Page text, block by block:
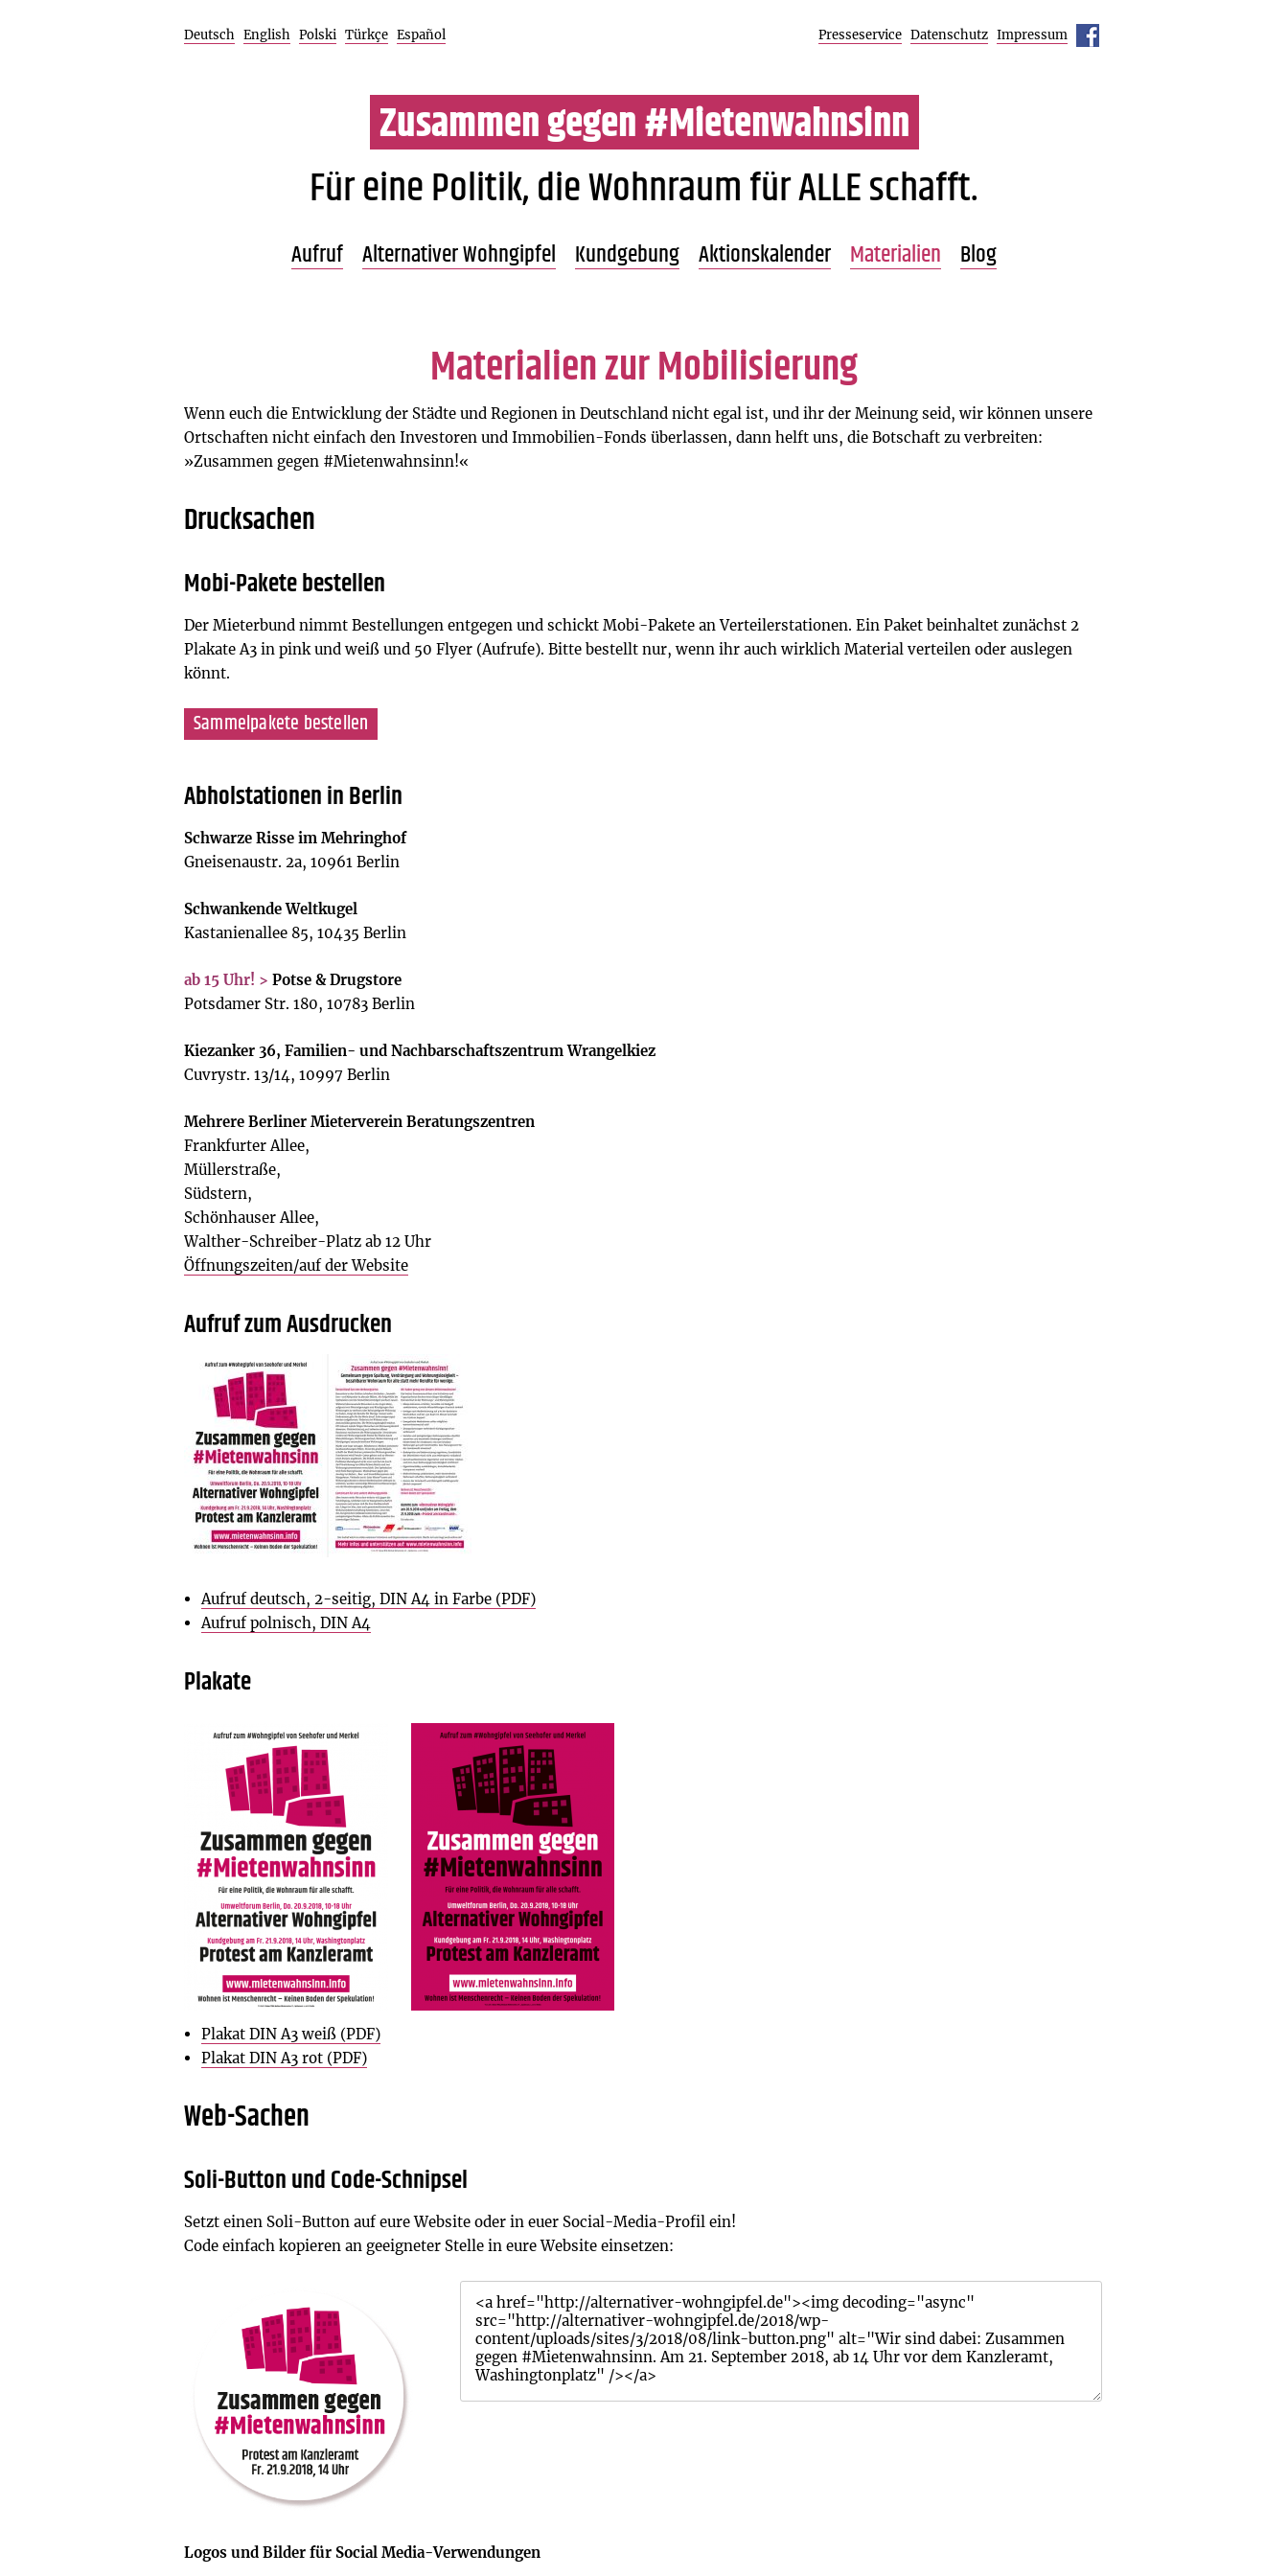
Deutsch English Polski Türkçe Español Presseservice Datenschutz Impressum
Zusammen gegen #Mietenwahnsinn
Für eine Politik, die Wohnraum für ALLE schafft.
Inhalt
springen
Aufruf Alternativer Wohngipfel
Ergebnisse
Kundgebung Aktionskalender Materialien
Blog
Materialien zur Mobilisierung
Wenn euch die Entwicklung der Städte und Regionen in Deutschland nicht egal ist, und ihr der Meinung seid, wir können unsere
Ortschaften nicht einfach den Investoren und Immobilien-Fonds überlassen, dann helft uns, die Botschaft zu verbreiten:
»Zusammen gegen #Mietenwahnsinn!«
Drucksachen
Mobi-Pakete bestellen
Der Mieterbund nimmt Bestellungen entgegen und schickt Mobi-Pakete an Verteilerstationen. Ein Paket beinhaltet zunächst 2
Plakate A3 in pink und weiß und 50 Flyer (Aufrufe). Bitte bestellt nur, wenn ihr auch wirklich Material verteilen oder auslegen
könnt.
Sammelpakete bestellen
Abholstationen in Berlin
Schwarze Risse im Mehringhof
Gneisenaustr. 2a, 10961 Berlin
Schwankende Weltkugel
Kastanienallee 85, 10435 Berlin
ab 15 Uhr! > Potse & Drugstore
Potsdamer Str. 180, 10783 Berlin
Kiezanker 36, Familien- und Nachbarschaftszentrum Wrangelkiez
Cuvrystr. 13/14, 10997 Berlin
Mehrere Berliner Mieterverein Beratungszentren
Frankfurter Allee,
Müllerstraße,
Südstern,
Schönhauser Allee,
Walther-Schreiber-Platz ab 12 Uhr
Öffnungszeiten/auf der Website
Aufruf zum Ausdrucken
Aufruf deutsch, 2-seitig, DIN A4 in Farbe (PDF)
Aufruf polnisch, DIN A4
Plakate
Plakat DIN A3 weiß (PDF)
Plakat DIN A3 rot (PDF)
Web-Sachen
Soli-Button und Code-Schnipsel
Setzt einen Soli-Button auf eure Website oder in euer Social-Media-Profil ein!
Code einfach kopieren an geeigneter Stelle in eure Website einsetzen:
Logos und Bilder für Social Media-Verwendungen